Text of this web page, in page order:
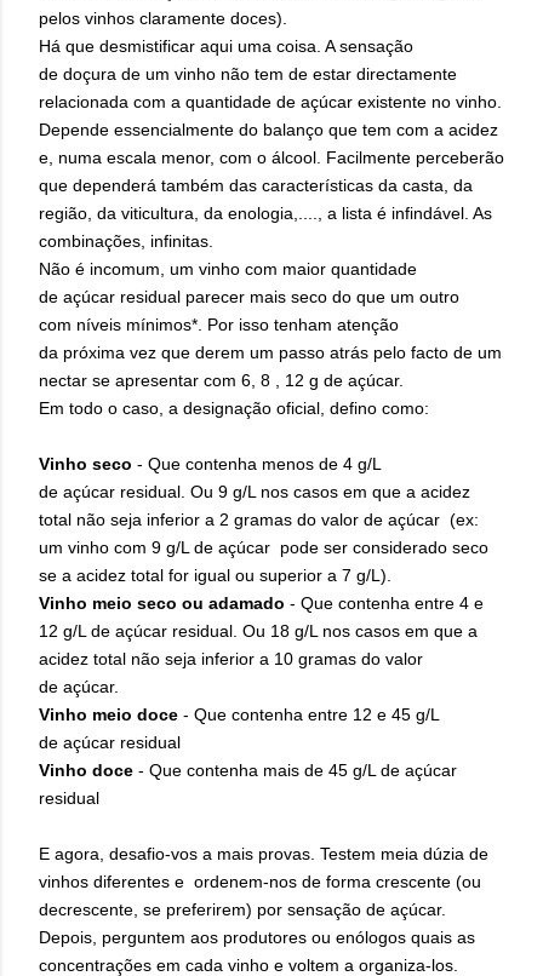
pelos vinhos claramente doces).
Há que desmistificar aqui uma coisa. A sensação
de doçura de um vinho não tem de estar directamente
relacionada com a quantidade de açúcar existente no vinho.
Depende essencialmente do balanço que tem com a acidez
e, numa escala menor, com o álcool. Facilmente perceberão
que dependerá também das características da casta, da
região, da viticultura, da enologia,...., a lista é infindável. As
combinações, infinitas.
Não é incomum, um vinho com maior quantidade
de açúcar residual parecer mais seco do que um outro
com níveis mínimos*. Por isso tenham atenção
da próxima vez que derem um passo atrás pelo facto de um
nectar se apresentar com 6, 8 , 12 g de açúcar.
Em todo o caso, a designação oficial, defino como:
Vinho seco - Que contenha menos de 4 g/L
de açúcar residual. Ou 9 g/L nos casos em que a acidez
total não seja inferior a 2 gramas do valor de açúcar (ex:
um vinho com 9 g/L de açúcar pode ser considerado seco
se a acidez total for igual ou superior a 7 g/L).
Vinho meio seco ou adamado - Que contenha entre 4 e
12 g/L de açúcar residual. Ou 18 g/L nos casos em que a
acidez total não seja inferior a 10 gramas do valor
de açúcar.
Vinho meio doce - Que contenha entre 12 e 45 g/L
de açúcar residual
Vinho doce - Que contenha mais de 45 g/L de açúcar
residual
E agora, desafio-vos a mais provas. Testem meia dúzia de
vinhos diferentes e ordenem-nos de forma crescente (ou
decrescente, se preferirem) por sensação de açúcar.
Depois, perguntem aos produtores ou enólogos quais as
concentrações em cada vinho e voltem a organiza-los.